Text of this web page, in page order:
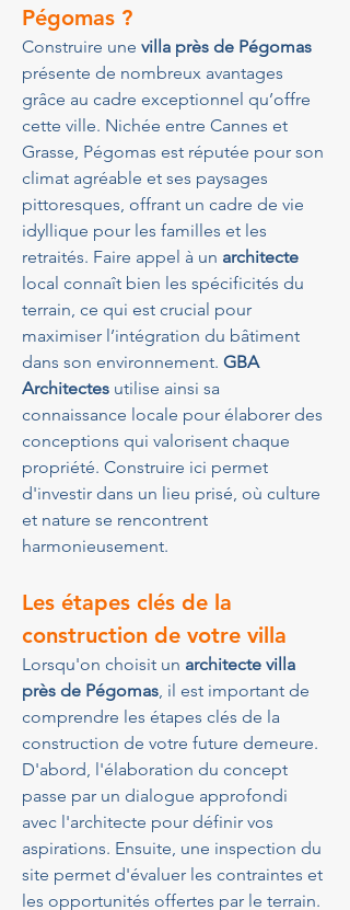
Pégomas ?
Construire une villa près de Pégomas
présente de nombreux avantages
grâce au cadre exceptionnel qu’offre
cette ville. Nichée entre Cannes et
Grasse, Pégomas est réputée pour son
climat agréable et ses paysages
pittoresques, offrant un cadre de vie
idyllique pour les familles et les
retraités. Faire appel à un architecte
local connaît bien les spécificités du
terrain, ce qui est crucial pour
maximiser l’intégration du bâtiment
dans son environnement. GBA
Architectes utilise ainsi sa
connaissance locale pour élaborer des
conceptions qui valorisent chaque
propriété. Construire ici permet
d'investir dans un lieu prisé, où culture
et nature se rencontrent
harmonieusement.
Les étapes clés de la
construction de votre villa
Lorsqu'on choisit un architecte villa
près de Pégomas, il est important de
comprendre les étapes clés de la
construction de votre future demeure.
D'abord, l'élaboration du concept
passe par un dialogue approfondi
avec l'architecte pour définir vos
aspirations. Ensuite, une inspection du
site permet d'évaluer les contraintes et
les opportunités offertes par le terrain.